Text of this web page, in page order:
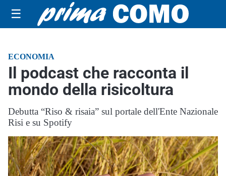
☰
ECONOMIA
Il podcast che racconta il
mondo della risicoltura
Debutta “Riso & risaia” sul portale dell'Ente Nazionale
Risi e su Spotify